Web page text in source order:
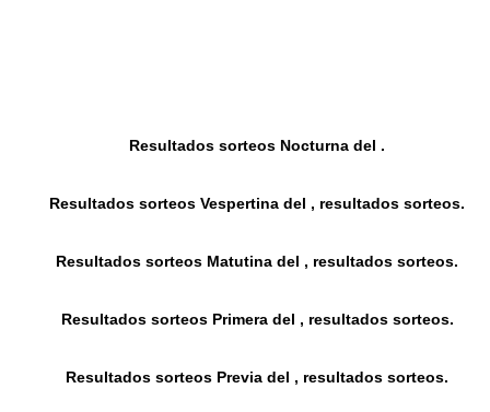
Resultados sorteos Nocturna del .
Resultados sorteos Vespertina del , resultados sorteos.
Resultados sorteos Matutina del , resultados sorteos.
Resultados sorteos Primera del , resultados sorteos.
Resultados sorteos Previa del , resultados sorteos.